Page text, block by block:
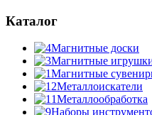
Каталог
Магнитные доски
Магнитные
Магнитные
Металлоискатели
Металлообработка
Наборы